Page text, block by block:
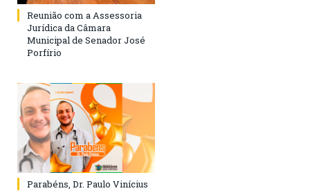
Reunião com a Assessoria
Jurídica da Câmara
Municipal de Senador José
Porfírio
Parabéns, Dr. Paulo Vinícius